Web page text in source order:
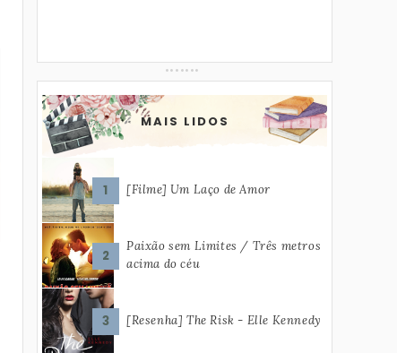
MAIS LIDOS
[Filme] Um Laço de Amor
Paixão sem Limites / Três metros
acima do céu
[Resenha] The Risk - Elle Kennedy